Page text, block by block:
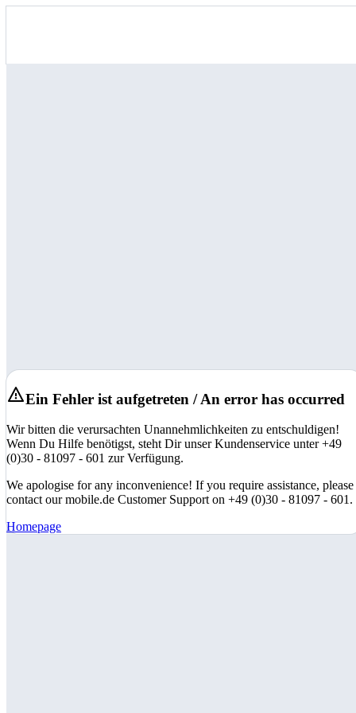
Ein Fehler ist aufgetreten / An error has occurred
Wir bitten die verursachten Unannehmlichkeiten zu entschuldigen!
Wenn Du Hilfe benötigst, steht Dir unser Kundenservice unter +49
(0)30 - 81097 - 601 zur Verfügung.
We apologise for any inconvenience! If you require assistance, please
contact our mobile.de Customer Support on +49 (0)30 - 81097 - 601.
Homepage